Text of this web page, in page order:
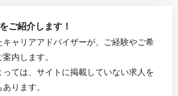
ご紹介します！
ャリアアドバイザーが、ご経験やご希
内します。
ては、サイトに掲載していない求人を
ります。